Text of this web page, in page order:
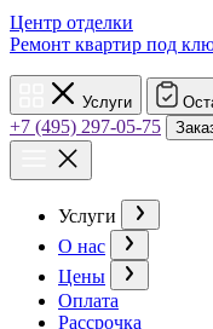
Центр отделки
Ремонт квартир под
Услуги
+7 (495) 297-05-75
Услуги
О нас
Цены
Оплата
Рассрочка